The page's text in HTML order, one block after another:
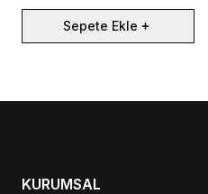
Sepete Ekle
KURUMSAL